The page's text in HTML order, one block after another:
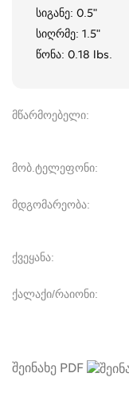
სიგანე: 0.5"
სიღრმე: 1.5"
წონა: 0.18 lbs.
მწარმოებელი
მობ.ტელეფონი
მდგომარეობა
ქვეყანა
ქალაქი/რაიონი
შეინახე PDF